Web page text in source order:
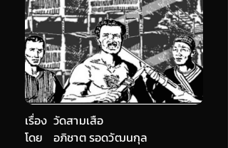
เรื่อง วัดสามเสือ
อภิชาต รอดวัฒนกุล
โดย